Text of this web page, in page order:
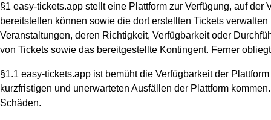
§1 easy-tickets.app stellt eine Plattform zur Verfügung, auf
bereitstellen können sowie die dort erstellten Tickets
Veranstaltungen, deren Richtigkeit, Verfügbarkeit oder
von Tickets sowie das bereitgestellte Kontingent. Ferner
§1.1 easy-tickets.app ist bemüht die Verfügbarkeit der
kurzfristigen und unerwarteten Ausfällen der Plattform
Schäden.